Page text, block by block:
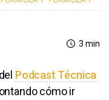
3 min
Podcast Técnica
cómo ir